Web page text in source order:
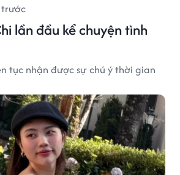
lần đầu kể chuyện tình
tục nhận được sự chú ý thời gian